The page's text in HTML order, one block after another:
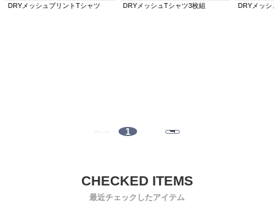
DRYメッシュプリントTシャツ
DRYメッシュTシャツ3枚組
DRYメッシ
1
最近チェックしたアイテム